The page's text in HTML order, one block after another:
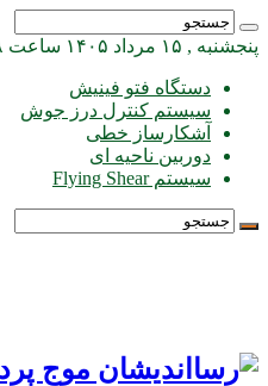
پنجشنبه , ۱۵ مرداد ۱۴۰۵ ساعت ۱۰:۰۸ ب.ظ
دستگاه فتو فینیش
سیستم کنترل درز جوش
آشکارساز خطی
دوربین ناحیه ای
سیستم Flying Shear